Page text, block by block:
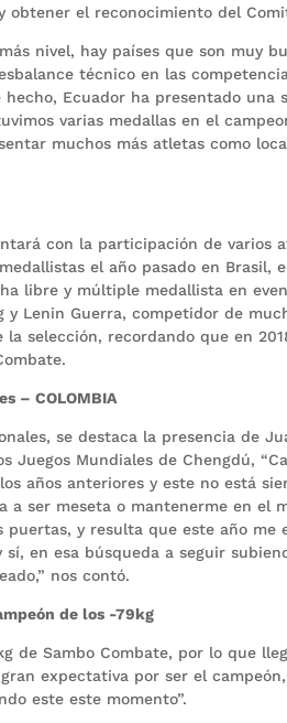
obtener el reconocimiento del
nivel, hay países que son muy
técnico en las
Ecuador ha presentado
varias medallas en el
muchos más atletas como
con la participación de varios
el año pasado en Brasil,
libre y múltiple medallista en
y Lenin Guerra, competidor de
selección, recordando que en
– COLOMBIA
se destaca la presencia de
Juegos Mundiales de Chengdú,
años anteriores y este no está
a ser meseta o mantenerme en el
puertas, y resulta que este año me
en esa búsqueda a seguir
nos contó.
de los -79kg
de Sambo Combate, por lo que
expectativa por ser el
este este momento”.